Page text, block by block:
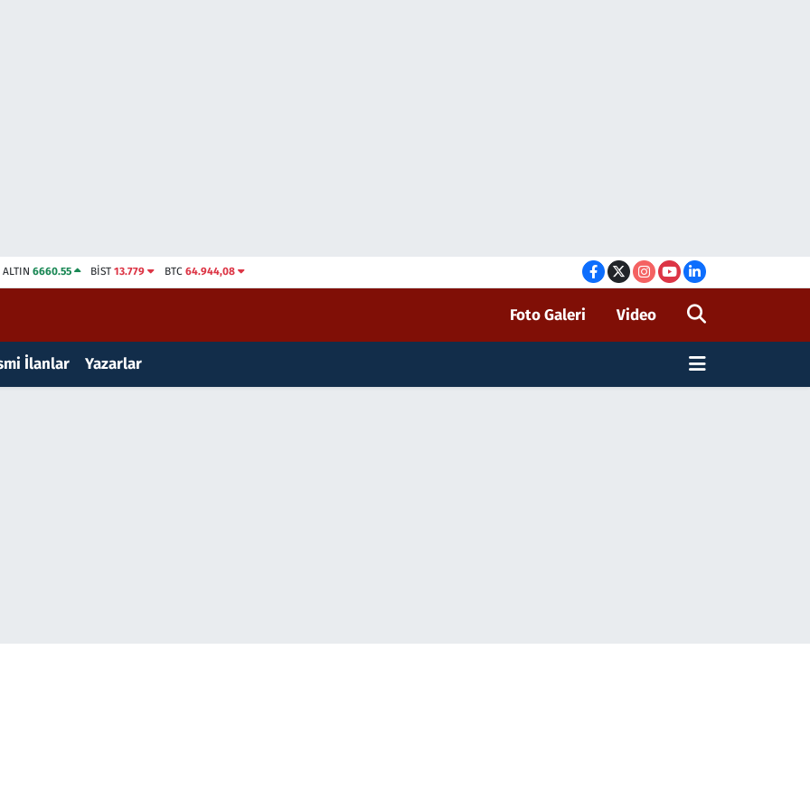
ALTIN 6660.55 BİST13.779 BTC 64.944,08
Foto Galeri Video
İlanlar Yazarlar